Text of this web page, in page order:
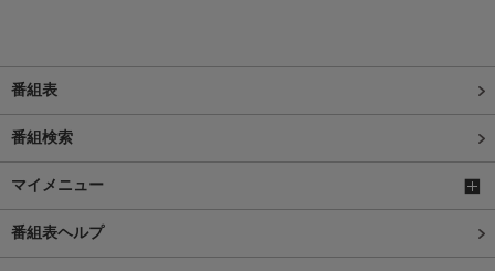
番組表
番組検索
マイメニュー
番組表ヘルプ